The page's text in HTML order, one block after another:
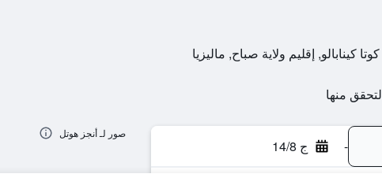
- ج 14/8
صور لـ أنجز هوتل